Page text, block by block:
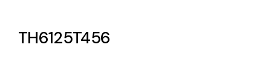
Amplia gama de ventiladores y equipos de
TH6125T456